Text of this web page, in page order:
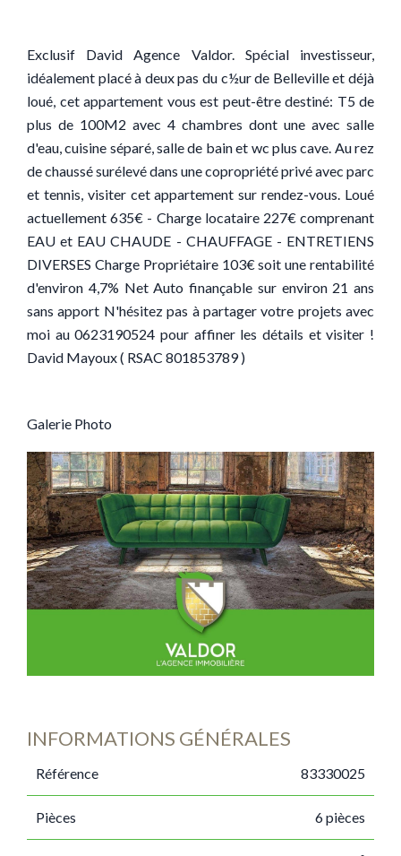
Exclusif David Agence Valdor. Spécial investisseur,
idéalement placé à deux pas du c½ur de Belleville et déjà
loué, cet appartement vous est peut-être destiné: T5 de
plus de 100M2 avec 4 chambres dont une avec salle
d'eau, cuisine séparé, salle de bain et wc plus cave. Au rez
de chaussé surélevé dans une copropriété privé avec parc
et tennis, visiter cet appartement sur rendez-vous. Loué
actuellement 635€ - Charge locataire 227€ comprenant
EAU et EAU CHAUDE - CHAUFFAGE - ENTRETIENS
DIVERSES Charge Propriétaire 103€ soit une rentabilité
d'environ 4,7% Net Auto finançable sur environ 21 ans
sans apport N'hésitez pas à partager votre projets avec
moi au 0623190524 pour affiner les détails et visiter !
David Mayoux ( RSAC 801853789 )
Galerie Photo
INFORMATIONS GÉNÉRALES
Référence 83330025
Pièces 6 pièces